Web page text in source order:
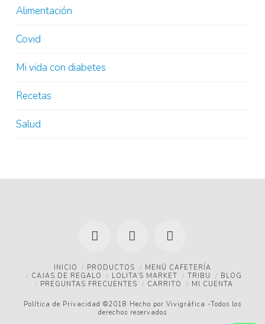
Alimentación
Covid
Mi vida con diabetes
Recetas
Salud
FacebookYouTubeInstagram
INICIO PRODUCTOS
MENÚ CAFETERÍA
CAJAS DE REGALO
LOLITA’S MARKET TRIBU
BLOG
PREGUNTAS FRECUENTES
CARRITO MI CUENTA
Política de Privacidad ©2018 Hecho por Vivigráfica -Todos los
derechos reservados